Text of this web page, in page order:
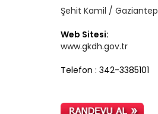
Şehit Kamil / Gaziantep
Web Sitesi:
www.gkdh.gov.tr
Telefon : 342-3385101